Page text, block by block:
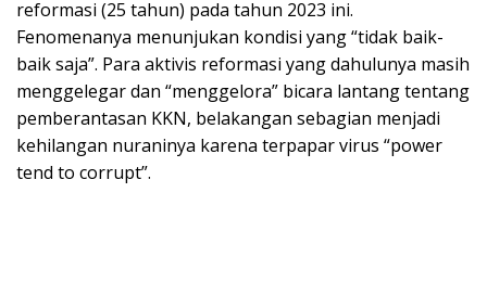
reformasi (25 tahun) pada tahun 2023 ini.
Fenomenanya menunjukan kondisi yang “tidak baik-
baik saja”. Para aktivis reformasi yang dahulunya masih
menggelegar dan “menggelora” bicara lantang tentang
pemberantasan KKN, belakangan sebagian menjadi
kehilangan nuraninya karena terpapar virus “power
tend to corrupt”.